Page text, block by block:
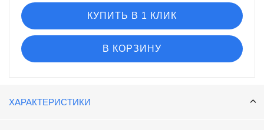
КУПИТЬ В 1 КЛИК
В КОРЗИНУ
ХАРАКТЕРИСТИКИ